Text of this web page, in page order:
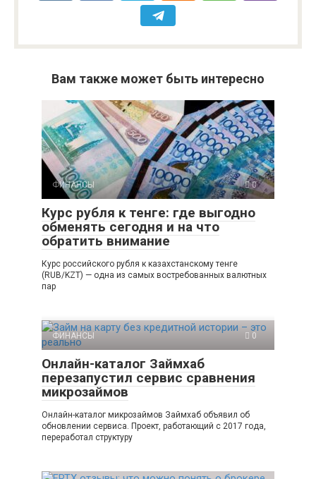
Вам также может быть интересно
ФИНАНСЫ 0
Курс рубля к тенге: где выгодно
обменять сегодня и на что
обратить внимание
Курс российского рубля к казахстанскому тенге
(RUB/KZT) — одна из самых востребованных валютных
пар
ФИНАНСЫ 0
Онлайн-каталог Займхаб
перезапустил сервис сравнения
микрозаймов
Онлайн-каталог микрозаймов Займхаб объявил об
обновлении сервиса. Проект, работающий с 2017 года,
переработал структуру